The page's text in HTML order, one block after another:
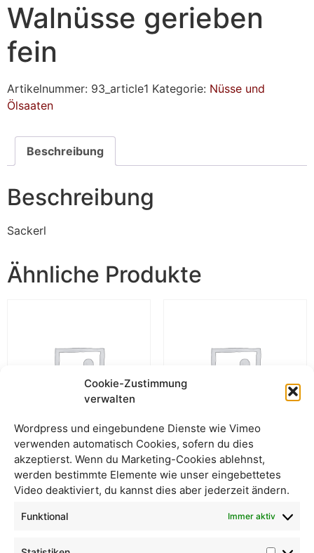
Cookie-Zustimmung
verwalten
Wordpress und eingebundene Dienste wie Vimeo
verwenden automatisch Cookies, sofern du dies
akzeptierst. Wenn du Marketing-Cookies ablehnst,
werden bestimmte Elemente wie unser eingebettetes
Video deaktiviert, du kannst dies aber jederzeit ändern.
Funktional Immer aktiv
Walnüsse gerieben
fein
Artikelnummer: 93_article1 Kategorie: Nüsse und
Ölsaaten
Beschreibung
Beschreibung
Sackerl
Ähnliche Produkte
Cashews Rosmarin &
Thymian – Beutel
Sonnenblumenkerne